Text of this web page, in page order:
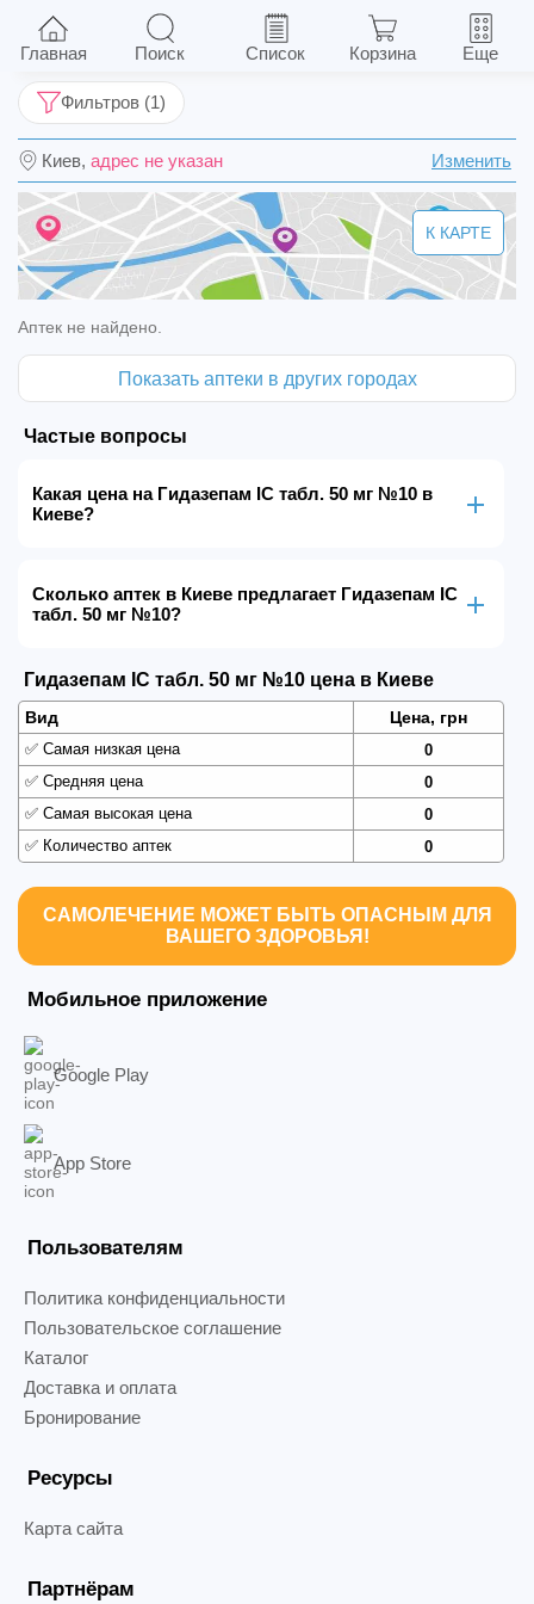
Гидазепам IC табл. 50 мг №10
Киев, адрес не указан Изменить
Фильтров (1)
К КАРТЕ
Аптек не найдено.
Показать аптеки в других городах
Частые вопросы
Какая цена на Гидазепам IC табл. 50 мг №10 в
Киеве?
Сколько аптек в Киеве предлагает Гидазепам IC
табл. 50 мг №10?
Гидазепам IC табл. 50 мг №10 цена в Киеве
Вид Цена, грн
✅ Самая низкая цена
0
✅ Средняя цена
0
✅ Самая высокая цена
0
✅ Количество аптек 0
САМОЛЕЧЕНИЕ МОЖЕТ БЫТЬ ОПАСНЫМ ДЛЯ
ВАШЕГО ЗДОРОВЬЯ!
Мобильное приложение
Google Play
App Store
Пользователям
Политика конфиденциальности
Пользовательское соглашение
Каталог
Доставка и оплата
Бронирование
Ресурсы
Карта сайта
Партнёрам
Главная Поиск Список Корзина Еще